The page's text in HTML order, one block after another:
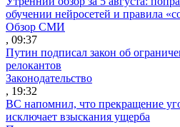
обучении нейросетей и правила
Обзор СМИ
, 09:37
Путин подписал закон об
релокантов
Законодательство
, 19:32
ВС напомнил, что прекращение
исключает взыскания ущерба